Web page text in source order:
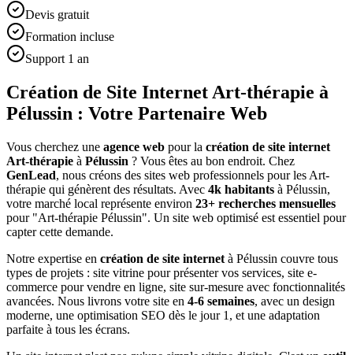
Devis gratuit
Formation incluse
Support 1 an
Création de Site Internet Art-thérapie à
Pélussin : Votre Partenaire Web
Vous cherchez une agence web pour la création de site internet
Art-thérapie à Pélussin ? Vous êtes au bon endroit. Chez
GenLead, nous créons des sites web professionnels pour les Art-
thérapie qui génèrent des résultats. Avec 4k habitants à Pélussin,
votre marché local représente environ 23+ recherches mensuelles
pour "Art-thérapie Pélussin". Un site web optimisé est essentiel pour
capter cette demande.
Notre expertise en création de site internet à Pélussin couvre tous
types de projets : site vitrine pour présenter vos services, site e-
commerce pour vendre en ligne, site sur-mesure avec fonctionnalités
avancées. Nous livrons votre site en 4-6 semaines, avec un design
moderne, une optimisation SEO dès le jour 1, et une adaptation
parfaite à tous les écrans.